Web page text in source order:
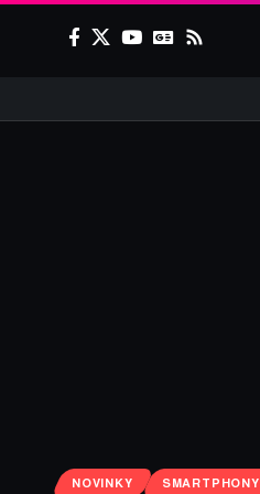
NOVINKY SMARTPHONY